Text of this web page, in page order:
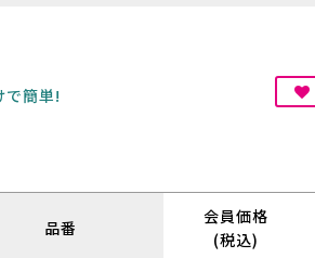
で簡単!
品番
会員価格
(税込)